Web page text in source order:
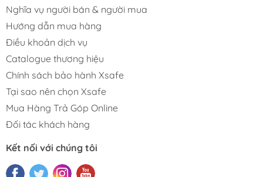
Nghĩa vụ người bán & người mua
Hướng dẫn mua hàng
Điều khoản dịch vụ
Catalogue thương hiệu
Chính sách bảo hành Xsafe
Tại sao nên chọn Xsafe
Mua Hàng Trả Góp Online
Đối tác khách hàng
Kết nối với chúng tôi